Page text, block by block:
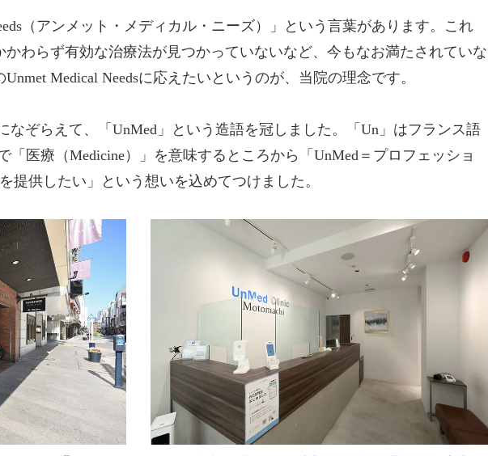
（アンメット・メディカル・ニーズ）」という言葉があります。これ
わらず有効な治療法が見つかっていないなど、今もなお満たされていな
Medical Needsに応えたいというのが、当院の理念です。
なぞらえて、「UnMed」という造語を冠しました。「Un」はフランス語
「医療（Medicine）」を意味するところから「UnMed＝プロフェッショ
提供したい」という想いを込めてつけました。